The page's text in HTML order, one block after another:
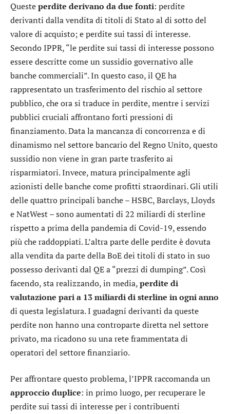
Questeperdite derivano da due fonti: perdite
derivanti dalla vendita di titoli di Stato al di sotto del
valore di acquisto; e perdite sui tassi di interesse.
Secondo IPPR, “le perdite sui tassi di interesse possono
essere descritte come un sussidio governativo alle
banche commerciali”. In questo caso, il QE ha
rappresentato un trasferimento del rischio al settore
pubblico, che ora si traduce in perdite, mentre i servizi
pubblici cruciali affrontano forti pressioni di
finanziamento. Data la mancanza di concorrenza e di
dinamismo nel settore bancario del Regno Unito, questo
sussidio non viene in gran parte trasferito ai
risparmiatori. Invece, matura principalmente agli
azionisti delle banche come profitti straordinari. Gli utili
delle quattro principali banche –HSBC,Barclays,Lloyds
eNatWest– sono aumentati di 22 miliardi di sterline
rispetto a prima della pandemia di Covid-19, essendo
più che raddoppiati. L’altra parte delle perdite è dovuta
alla vendita da parte della BoE dei titoli di stato in suo
possesso derivanti dal QE a “prezzi di dumping”. Così
facendo, sta realizzando, in media,perdite di
valutazione pari a 13 miliardi di sterline in ogni anno
di questa legislatura. I guadagni derivanti da queste
perdite non hanno una controparte diretta nel settore
privato, ma ricadono su una rete frammentata di
operatori del settore finanziario.
Per affrontare questo problema, l’IPPR raccomanda un
approccio duplice: in primo luogo, per recuperare le
perdite sui tassi di interesse per i contribuenti